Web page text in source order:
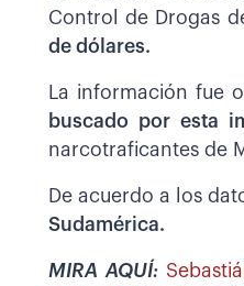
Control de Drogas
de dólares.
La información fue
buscado por esta
narcotraficantes de
De acuerdo a los
Sudamérica.
MIRA AQUÍ: